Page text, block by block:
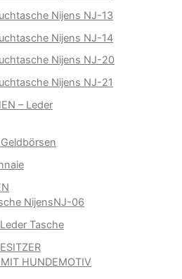
Nijens NJ-13
Nijens NJ-14
Nijens NJ-20
Nijens NJ-21
– Leder
NijensNJ-06
Tasche
HUNDEMOTIV